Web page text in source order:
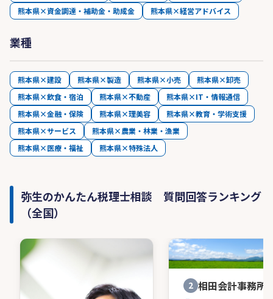
熊本県×資金調達・補助金・助成金
熊本県×経営アドバイス
業種
熊本県×建設 熊本県×製造 熊本県×小売
熊本県×卸売
熊本県×飲食・宿泊
熊本県×不動産
熊本県×IT・情報通信
熊本県×金融・保険
熊本県×理美容
熊本県×教育・学術支援
熊本県×サービス
熊本県×農業・林業・漁業
熊本県×医療・福祉
熊本県×特殊法人
弥生のかんたん税理士相談 質問回答ランキング
（全国）
2 相田会計事務所